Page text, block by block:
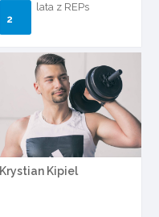
2
lata z REPs
Krystian Kipiel